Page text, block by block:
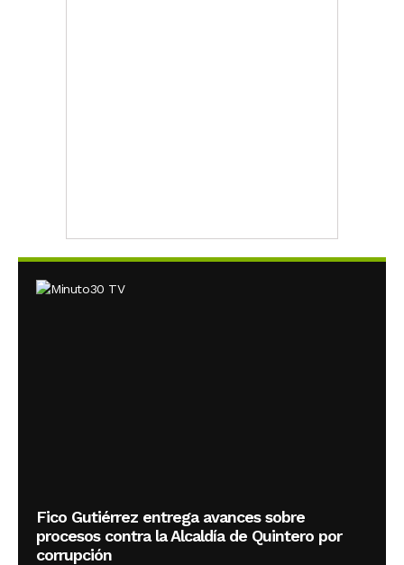
Fico Gutiérrez entrega avances sobre
procesos contra la Alcaldía de Quintero por
corrupción